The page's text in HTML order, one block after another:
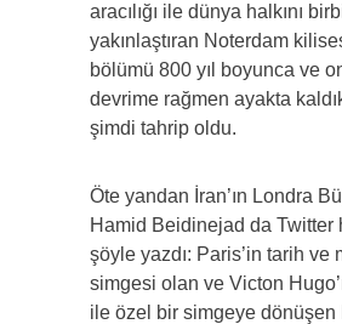
aracılığı ile dünya halkını
yakınlaştıran Noterdam
bölümü 800 yıl boyunca ve
devrime rağmen ayakta
şimdi tahrip oldu.
Öte yandan İran’ın Londra
Hamid Beidinejad da Twitter
şöyle yazdı: Paris’in tarih ve
simgesi olan ve Victon
ile özel bir simgeye dönüşen